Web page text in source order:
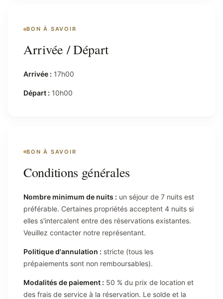
BON À SAVOIR
Arrivée / Départ
Arrivée : 17h00
Départ : 10h00
BON À SAVOIR
Conditions générales
Nombre minimum de nuits : un séjour de 7 nuits est
préférable. Certaines propriétés acceptent 4 nuits si
elles s'intercalent entre des réservations existantes.
Veuillez contacter notre représentant.
Politique d'annulation : stricte (tous les
prépaiements sont non remboursables).
Modalités de paiement : 50 % du prix de location et
des frais de service à la réservation. Le solde et la